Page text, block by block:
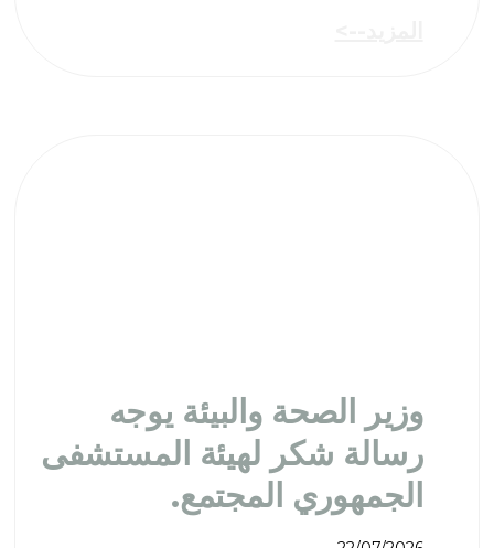
وزير الصحة والبيئة يوجه
رسالة شكر لهيئة المستشفى
الجمهوري المجتمع.